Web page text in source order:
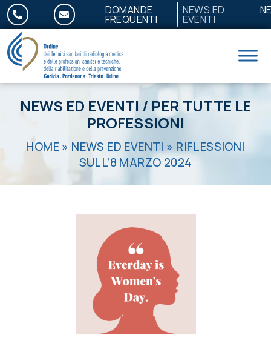
Salta al contenuto DOMANDE
FREQUENTI
NEWS ED
EVENTI
NEWS ED EVENTI / PER TUTTE LE
PROFESSIONI
HOME» NEWS ED EVENTI » RIFLESSIONI
SULL’8 MARZO 2024